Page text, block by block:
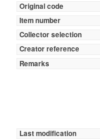
Original code
Item number
Collector selection
Creator reference
Remarks
Last modification